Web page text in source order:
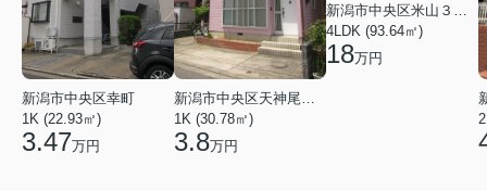
新潟市中央区幸町
1K (22.93㎡)
3.47万円
新潟市中央区天神尾２丁目
1K (30.78㎡)
3.8万円
4LDK (93.64㎡)
18万円